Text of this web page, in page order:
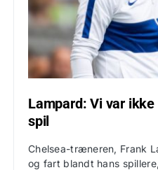
Lampard: Vi var
spil
Chelsea-træneren, Frank
og fart blandt hans